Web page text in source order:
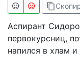
content_copy
Аспирант
первокурсниц,
напился в хлам и